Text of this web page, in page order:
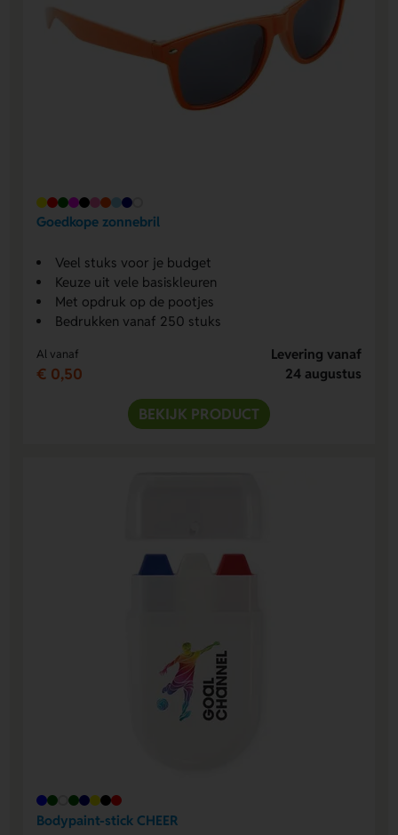
Goedkope zonnebril
Veel stuks voor je budget
Keuze uit vele basiskleuren
Met opdruk op de pootjes
Bedrukken vanaf 250 stuks
Al vanaf
€ 0,50
Levering vanaf
24 augustus
BEKIJK PRODUCT
Bodypaint-stick CHEER